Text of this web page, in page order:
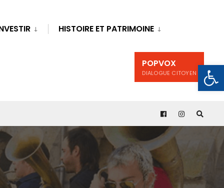
HISTOIRE ET PATRIMOINE
POPVOX
DIALOGUE CITOYEN